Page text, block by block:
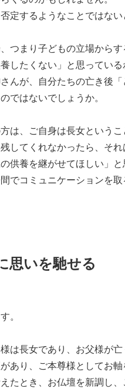
定するようなことではない
つまり子どもの立場から
したくない」と思っている
んが、自分たちの亡き後
ではないでしょうか。
は、ご自身は長女という
してくれなかったら、そ
供養を継がせてほしい」
でコミュニケーションを
思いを馳せる
。
は長女であり、お父様が
あり、ご本尊様としてお軸
たとき、お仏壇を新調し